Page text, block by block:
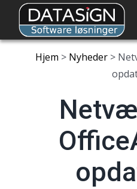
content
Hjem > Nyheder >